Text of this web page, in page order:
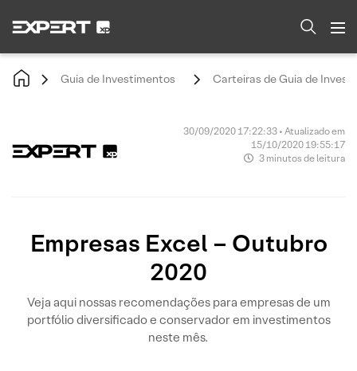
Guia de Investimentos Carteiras de Guia de
30/09/2020 17:22:33 • Atualizado em
15/10/2020 19:55:17
3 minutos de leitura
Empresas Excel – Outubro
2020
Veja aqui nossas recomendações para empresas de um
portfólio diversificado e conservador em investimentos
neste mês.